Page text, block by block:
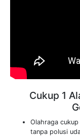
Cukup 1
Olahraga
tanpa polusi